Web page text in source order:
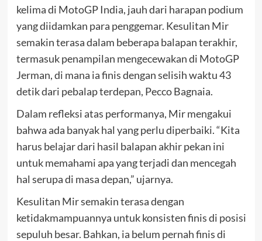
kelima di MotoGP India, jauh dari harapan podium
yang diidamkan para penggemar. Kesulitan Mir
semakin terasa dalam beberapa balapan terakhir,
termasuk penampilan mengecewakan di MotoGP
Jerman, di mana ia finis dengan selisih waktu 43
detik dari pebalap terdepan, Pecco Bagnaia.
Dalam refleksi atas performanya, Mir mengakui
bahwa ada banyak hal yang perlu diperbaiki. “Kita
harus belajar dari hasil balapan akhir pekan ini
untuk memahami apa yang terjadi dan mencegah
hal serupa di masa depan,” ujarnya.
Kesulitan Mir semakin terasa dengan
ketidakmampuannya untuk konsisten finis di posisi
sepuluh besar. Bahkan, ia belum pernah finis di